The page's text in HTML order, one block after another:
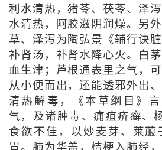
利水清热，猪苓、茯苓、泽
水清热，阿胶滋阴润燥。另
草、泽泻为陶弘景《辅行诀
补肾汤，补肾水降心火。白
血生津；芦根通表里之气，
从小便而出，还能透邪外出
清热解毒，《本草纲目》
气，及诸肿毒、痈疽疥癣、
食欲不佳，以炒麦芽、莱菔
胃。肺为华盖，桔梗入肺经